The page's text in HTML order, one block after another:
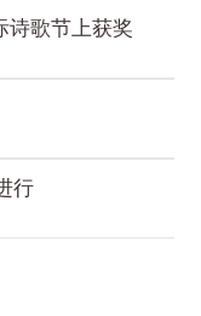
诗歌节上获奖
行